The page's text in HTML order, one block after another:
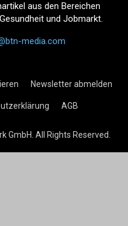
aus den Bereichen
und Jobmarkt.
media.com
Newsletter abmelden
AGB
All Rights Reserved.